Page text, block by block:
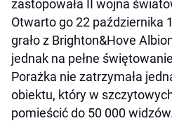
zastopowała II wojna
Otwarto go 22 października
grało z Brighton&Hove
jednak na pełne
Porażka nie zatrzymała
obiektu, który w
pomieścić do 50 000